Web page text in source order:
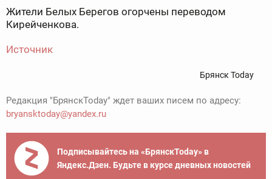
Жители Белых Берегов огорчены переводом
Кирейченкова.
Источник
Брянск Today
Редакция "БрянскToday" ждет ваших писем по адресу:
bryansktoday@yandex.ru
Подписывайтесь на «БрянскToday» в
Яндекс.Дзен. Будьте в курсе дневных новостей